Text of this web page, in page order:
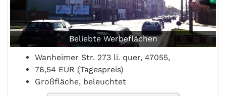
Beliebte Werbeflächen
Wanheimer Str. 273 li. quer, 47055,
76,54 EUR (Tagespreis)
Großfläche, beleuchtet